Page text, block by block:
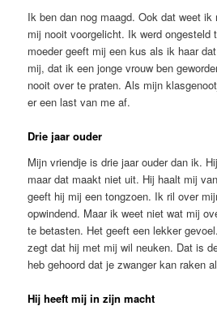
Ik ben dan nog maagd. Ook dat weet
mij nooit voorgelicht. Ik werd ongesteld
moeder geeft mij een kus als ik haar
mij, dat ik een jonge vrouw ben
nooit over te praten. Als mijn
er een last van me af.
Drie jaar ouder
Mijn vriendje is drie jaar ouder dan ik.
maar dat maakt niet uit. Hij haalt mij
geeft hij mij een tongzoen. Ik ril over
opwindend. Maar ik weet niet wat mij
te betasten. Het geeft een lekker
zegt dat hij met mij wil neuken. Dat is
heb gehoord dat je zwanger kan raken
Hij heeft mij in zijn macht